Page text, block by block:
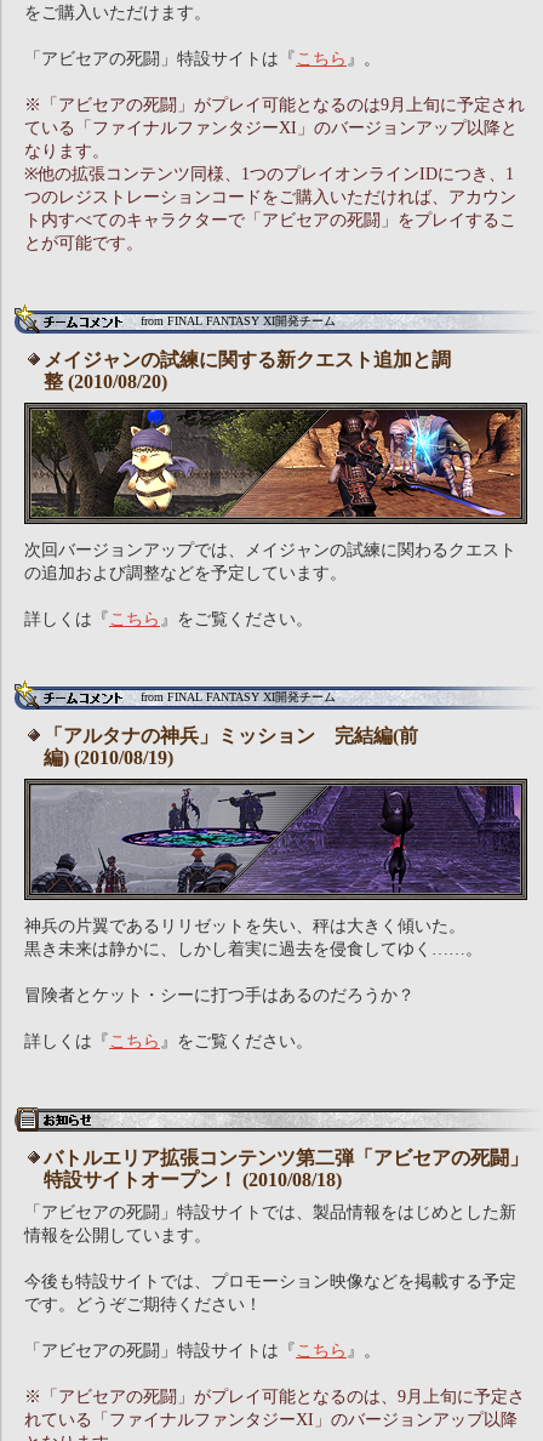
をご購入いただけます。
「アビセアの死闘」特設サイトは『 こちら 』。
※「アビセアの死闘」がプレイ可能となるのは9月上旬に予定され
ている「ファイナルファンタジーXI」のバージョンアップ以降と
なります。
※他の拡張コンテンツ同様、1つのプレイオンラインIDにつき、1
つのレジストレーションコードをご購入いただければ、アカウン
ト内すべてのキャラクターで「アビセアの死闘」をプレイするこ
とが可能です。
from FINAL FANTASY XI開発チーム
メイジャンの試練に関する新クエスト追加と調
整 (2010/08/20)
次回バージョンアップでは、メイジャンの試練に関わるクエスト
の追加および調整などを予定しています。
詳しくは『 こちら 』をご覧ください。
from FINAL FANTASY XI開発チーム
「アルタナの神兵」ミッション 完結編(前
編) (2010/08/19)
神兵の片翼であるリリゼットを失い、秤は大きく傾いた。
黒き未来は静かに、しかし着実に過去を侵食してゆく……。
冒険者とケット・シーに打つ手はあるのだろうか？
詳しくは『 こちら 』をご覧ください。
バトルエリア拡張コンテンツ第二弾「アビセアの死闘」
特設サイトオープン！ (2010/08/18)
「アビセアの死闘」特設サイトでは、製品情報をはじめとした新
情報を公開しています。
今後も特設サイトでは、プロモーション映像などを掲載する予定
です。どうぞご期待ください！
「アビセアの死闘」特設サイトは『 こちら 』。
※「アビセアの死闘」がプレイ可能となるのは、9月上旬に予定さ
れている「ファイナルファンタジーXI」のバージョンアップ以降